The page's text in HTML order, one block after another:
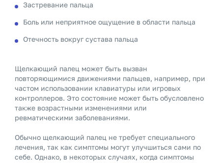
Застревание пальца
Боль или неприятное ощущение в области пальца
Отечность вокруг сустава пальца
Щелкающий палец может быть вызван
повторяющимися движениями пальцев, например, при
частом использовании клавиатуры или игровых
контроллеров. Это состояние может быть обусловлено
также возрастными изменениями или
ревматическими заболеваниями.
Обычно щелкающий палец не требует специального
лечения, так как симптомы могут улучшиться сами по
себе. Однако, в некоторых случаях, когда симптомы